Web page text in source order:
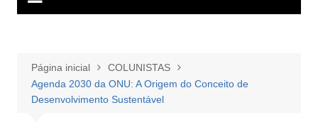
Página inicial
COLUNISTAS
Agenda 2030 da ONU: A Origem do Conceito de
Desenvolvimento Sustentável